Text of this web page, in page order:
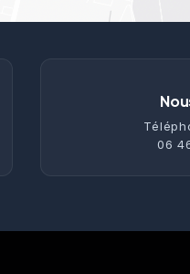
06